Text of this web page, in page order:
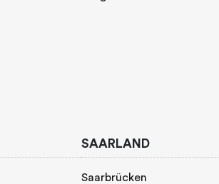
SAARLAND
Saarbrücken